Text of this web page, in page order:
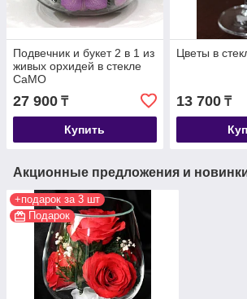
Подвечник и букет 2 в 1 из
живых орхидей в стекле
CaMO
27 900 ₸
Купить
Цветы в
13 700₸
Акционные предложения и
+подарок за 3 шт
Подарок